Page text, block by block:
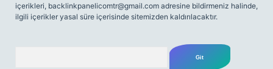
içerikleri, backlinkpanelicomtr@gmail.com adresine bildirmeniz halinde,
ilgili içerikler yasal süre içerisinde sitemizden kaldırılacaktır.